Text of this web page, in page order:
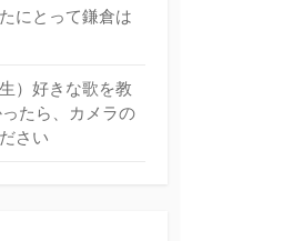
にとって鎌倉は
）好きな歌を教
たら、カメラの
さい